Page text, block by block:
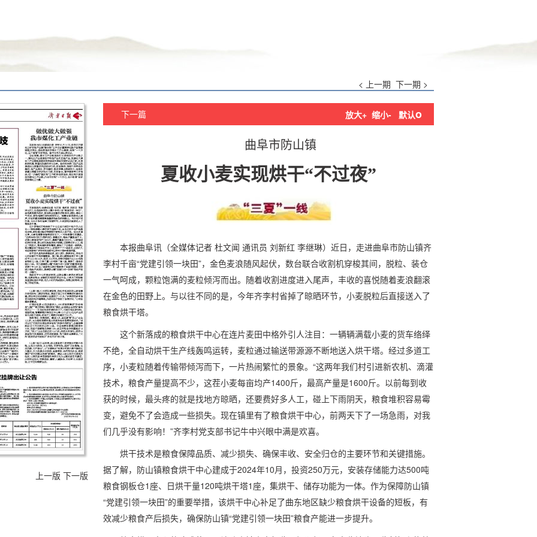
< 上一期 下一期 >
上一版 下一版
下一篇 放大+ 缩小- 默认o
曲阜市防山镇
夏收小麦实现烘干“不过夜”
本报曲阜讯（全媒体记者 杜文闻 通讯员 刘新红 李继琳）近日，走进曲阜市防山镇齐
李村千亩“党建引领一块田”，金色麦浪随风起伏，数台联合收割机穿梭其间，脱粒、装仓
一气呵成，颗粒饱满的麦粒倾泻而出。随着收割进度进入尾声，丰收的喜悦随着麦浪翻滚
在金色的田野上。与以往不同的是，今年齐李村省掉了晾晒环节，小麦脱粒后直接送入了
粮食烘干塔。
这个新落成的粮食烘干中心在连片麦田中格外引人注目：一辆辆满载小麦的货车络绎
不绝，全自动烘干生产线轰鸣运转，麦粒通过输送带源源不断地送入烘干塔。经过多道工
序，小麦粒随着传输带倾泻而下，一片热闹繁忙的景象。“这两年我们村引进新农机、滴灌
技术，粮食产量提高不少，这茬小麦每亩均产1400斤，最高产量是1600斤。以前每到收
获的时候，最头疼的就是找地方晾晒，还要费好多人工，碰上下雨阴天，粮食堆积容易霉
变，避免不了会造成一些损失。现在镇里有了粮食烘干中心，前两天下了一场急雨，对我
们几乎没有影响！”齐李村党支部书记牛中兴眼中满是欢喜。
烘干技术是粮食保障品质、减少损失、确保丰收、安全归仓的主要环节和关键措施。
据了解，防山镇粮食烘干中心建成于2024年10月，投资250万元，安装存储能力达500吨
粮食钢板仓1座、日烘干量120吨烘干塔1座，集烘干、储存功能为一体。作为保障防山镇
“党建引领一块田”的重要举措，该烘干中心补足了曲东地区缺少粮食烘干设备的短板，有
效减少粮食产后损失，确保防山镇“党建引领一块田”粮食产能进一步提升。